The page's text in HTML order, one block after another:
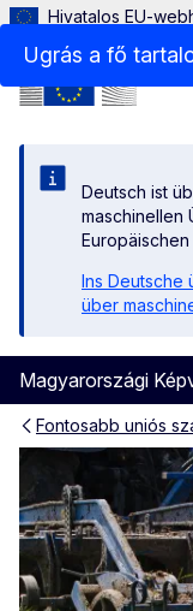
Ugrás a fő
Hivatalos EU-
Deutsch ist
maschinellen
Europäischen
Ins Deutsche
über
Magyarországi
Menu
Fontosabb uniós
Az EU